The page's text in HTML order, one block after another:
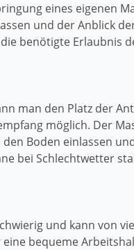
eines eigenen
und der Anblick
benötigte Erlaubnis
man den Platz der
möglich. Der
Boden einlassen
bei Schlechtwetter
und kann von
bequeme